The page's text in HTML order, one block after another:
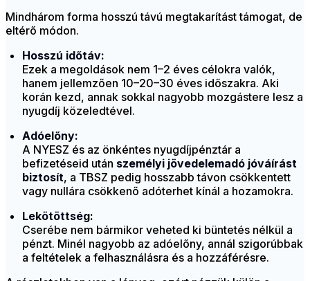
Mindhárom forma hosszú távú megtakarítást támogat, de
eltérő módon.
Hosszú időtáv:
Ezek a megoldások nem 1–2 éves célokra valók,
hanem jellemzően 10–20–30 éves időszakra. Aki
korán kezd, annak sokkal nagyobb mozgástere lesz a
nyugdíj közeledtével.
Adóelőny:
A NYESZ és az önkéntes nyugdíjpénztár a
befizetéseid után személyi jövedelemadó jóváírást
biztosít, a TBSZ pedig hosszabb távon csökkentett
vagy nullára csökkenő adóterhet kínál a hozamokra.
Lekötöttség:
Cserébe nem bármikor veheted ki büntetés nélkül a
pénzt. Minél nagyobb az adóelőny, annál szigorúbbak
a feltételek a felhasználásra és a hozzáférésre.